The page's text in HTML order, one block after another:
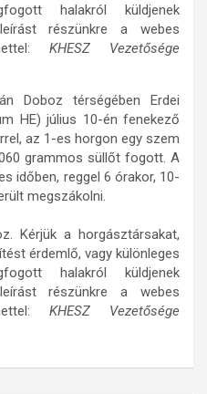
halakról küldjenek
részünkre a webes
KHESZ Vezetősége
Doboz térségében Erdei
HE) július 10-én fenekező
az 1-es horgon egy szem
grammos süllőt fogott. A
időben, reggel 6 órakor, 10-
megszákolni.
Kérjük a horgásztársakat,
érdemlő, vagy különleges
halakról küldjenek
részünkre a webes
KHESZ Vezetősége